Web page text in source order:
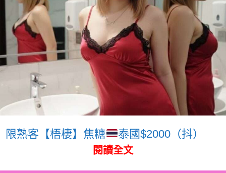
限熟客【梧棲】焦糖 泰國$2000（抖）
閱讀全文